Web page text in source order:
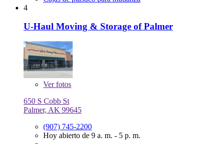
4
U-Haul Moving & Storage of Palmer
Verfotos
650 S Cobb St
Palmer, AK 99645
(907) 745-2200
Hoy abierto de 9 a. m. - 5 p. m.